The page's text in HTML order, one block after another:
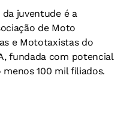
juventude é a
de Moto
e Mototaxistas do
fundada com potencial
100 mil filiados.